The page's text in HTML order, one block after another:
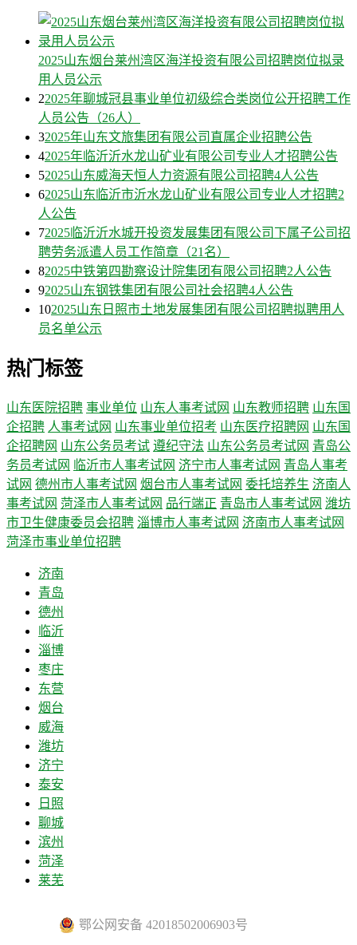
2025山东烟台莱州湾区海洋投资有限公司招聘岗位拟录
用人员公示
22025年聊城冠县事业单位初级综合类岗位公开招聘工作
人员公告（26人）
32025年山东文旅集团有限公司直属企业招聘公告
42025年临沂沂水龙山矿业有限公司专业人才招聘公告
52025山东威海天恒人力资源有限公司招聘4人公告
62025山东临沂市沂水龙山矿业有限公司专业人才招聘2
人公告
72025临沂沂水城开投资发展集团有限公司下属子公司招
聘劳务派遣人员工作简章（21名）
82025中铁第四勘察设计院集团有限公司招聘2人公告
92025山东钢铁集团有限公司社会招聘4人公告
102025山东日照市土地发展集团有限公司招聘拟聘用人
员名单公示
热门标签
山东医院招聘 事业单位 山东人事考试网 山东教师招聘 山东国
企招聘 人事考试网 山东事业单位招考 山东医疗招聘网 山东国
企招聘网 山东公务员考试 遵纪守法 山东公务员考试网 青岛公
务员考试网
临沂市人事考试网 济宁市人事考试网 青岛人事考
试网 德州市人事考试网 烟台市人事考试网 委托培养生 济南人
事考试网 菏泽市人事考试网 品行端正 青岛市人事考试网 潍坊
市卫生健康委员会招聘 淄博市人事考试网 济南市人事考试网
菏泽市事业单位招聘
济南
青岛
德州
临沂
淄博
枣庄
东营
烟台
威海
潍坊
济宁
泰安
日照
聊城
滨州
菏泽
莱芜
鄂公网安备 42018502006903号